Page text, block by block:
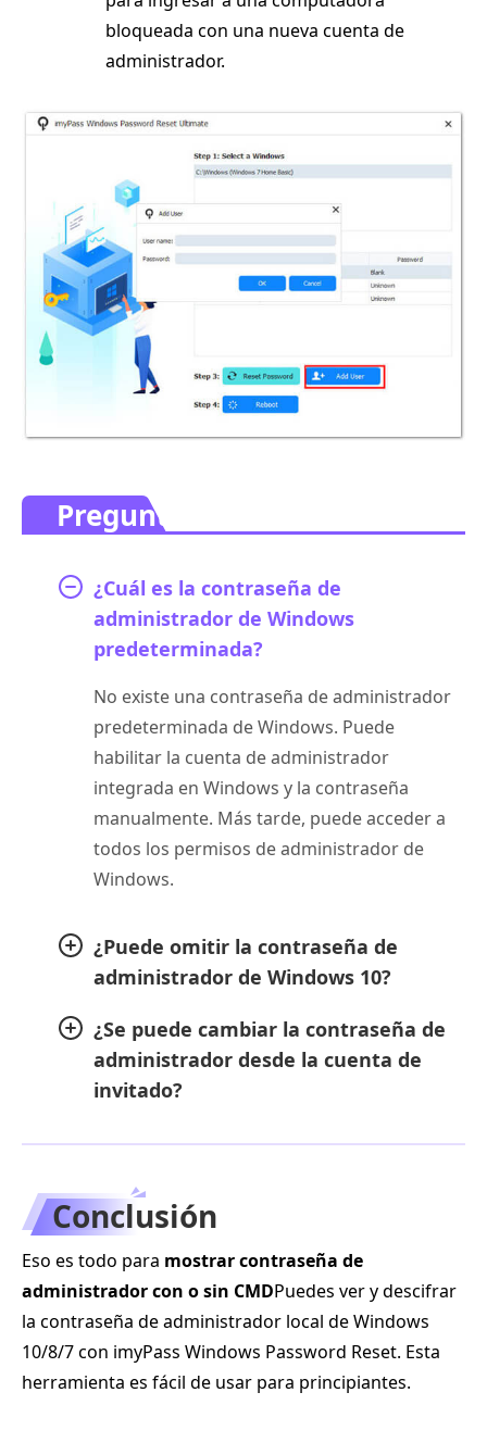
bloqueada con una nueva cuenta de
administrador.
Preguntas frecuentes.
¿Cuál es la contraseña de
administrador de Windows
predeterminada?
No existe una contraseña de administrador
predeterminada de Windows. Puede
habilitar la cuenta de administrador
integrada en Windows y la contraseña
manualmente. Más tarde, puede acceder a
todos los permisos de administrador de
Windows.
¿Puede omitir la contraseña de
administrador de Windows 10?
¿Se puede cambiar la contraseña de
administrador desde la cuenta de
invitado?
Conclusión
Eso es todo para mostrar contraseña de
administrador con o sin CMDPuedes ver y descifrar
la contraseña de administrador local de Windows
10/8/7 con imyPass Windows Password Reset. Esta
herramienta es fácil de usar para principiantes.